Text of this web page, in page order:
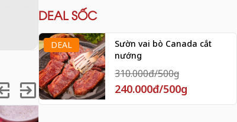
DEAL SỐC
DEAL
Sườn vai bò Canada cắt
nướng
310.000đ/500g
240.000đ/500g